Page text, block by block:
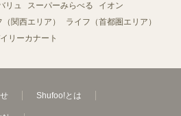
リュ スーパーみらべる
イオン
関西エリア）
ライフ（首都圏エリア）
リーカナート
Shufoo!とは